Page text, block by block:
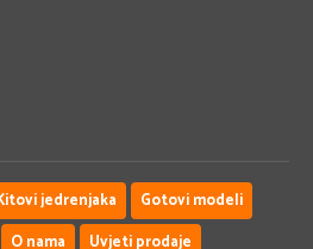
jedrenjaka
Gotovi modeli
O nama Uvjeti prodaje